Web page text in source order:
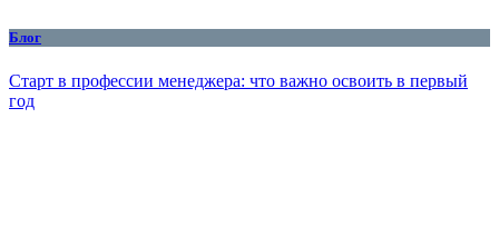
Блог
Старт в профессии менеджера: что важно освоить в первый
год